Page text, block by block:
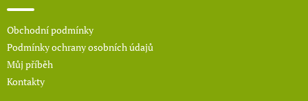
Obchodní podmínky
Podmínky ochrany osobních údajů
Můj příběh
Kontakty